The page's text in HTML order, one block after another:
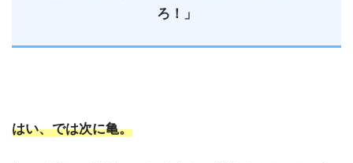
ろ！」
はい、では次に亀。